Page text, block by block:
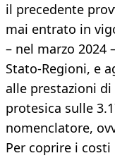
il precedente
mai entrato in
– nel marzo 2024
Stato-Regioni, e
alle prestazioni
protesica sulle
nomenclatore,
Per coprire i